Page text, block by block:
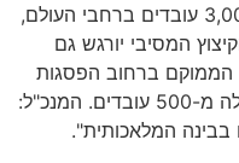
(Intuit) הודיעה על פיטורים של כ-3,000 עובדים ברחבי העולם,
הקיצוץ המסיבי יורגש גם
ברחוב הפסגות
בקרית אריה בעיר, בו מועסקים למעלה מ-500 עובדים. המנכ"ל:
המלאכותית".